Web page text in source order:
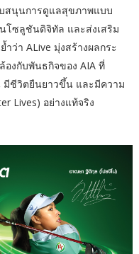
สนุนการดูแลสุขภาพแบบ
โซลูชันดิจิทัล และส่งเสริม
ว่า ALive มุ่งสร้างผลกระ
งกับพันธกิจของ AIA ที่
มีชีวิตยืนยาวขึ้น และมีความ
Lives) อย่างแท้จริง